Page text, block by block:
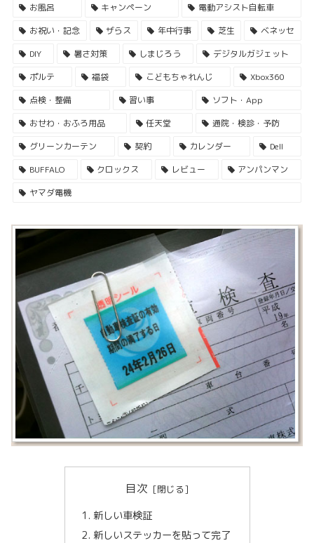
お風呂
キャンペーン
電動アシスト自転車
お祝い・記念
ザらス 年中行事 芝生
ベネッセ
DIY
暑さ対策 しまじろう
デジタルガジェット
ポルテ
福袋 こどもちゃれんじ
Xbox360
点検・整備
習い事
ソフト・App
おせわ・おふろ用品
任天堂
通院・検診・予防
グリーンカーテン
契約 カレンダー
Dell
BUFFALO
クロックス レビュー
アンパンマン
ヤマダ電機
目次
新しい車検証
新しいステッカーを貼って完了